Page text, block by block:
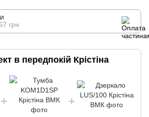
грн
в передпокій Крістіна